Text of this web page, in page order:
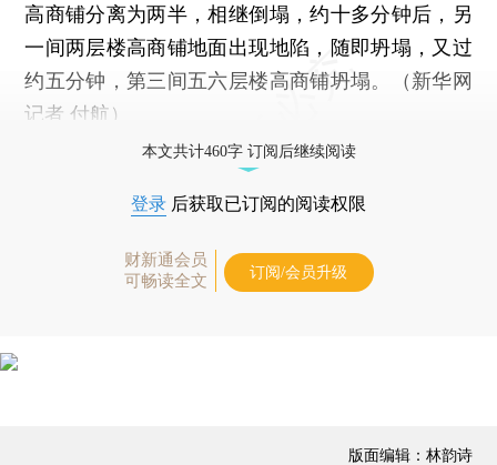
高商铺分离为两半，相继倒塌，约十多分钟后，另
一间两层楼高商铺地面出现地陷，随即坍塌，又过
约五分钟，第三间五六层楼高商铺坍塌。（新华网
记者 付航）
本文共计460字 订阅后继续阅读
登录 后获取已订阅的阅读权限
财新通会员
可畅读全文
订阅/会员升级
版面编辑：林韵诗